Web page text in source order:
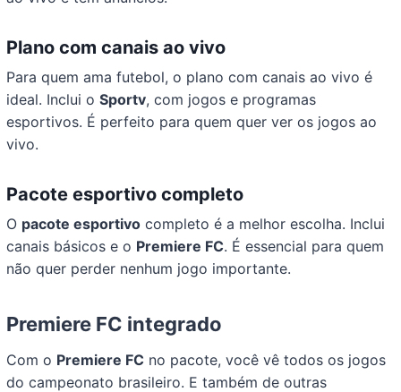
Plano com canais ao vivo
Para quem ama futebol, o plano com canais ao vivo é
ideal. Inclui oSportv, com jogos e programas
esportivos. É perfeito para quem quer ver os jogos ao
vivo.
Pacote esportivo completo
O pacote esportivo completo é a melhor escolha. Inclui
canais básicos e o Premiere FC. É essencial para quem
não quer perder nenhum jogo importante.
Premiere FC integrado
Com o Premiere FC no pacote, você vê todos os jogos
do campeonato brasileiro. E também de outras